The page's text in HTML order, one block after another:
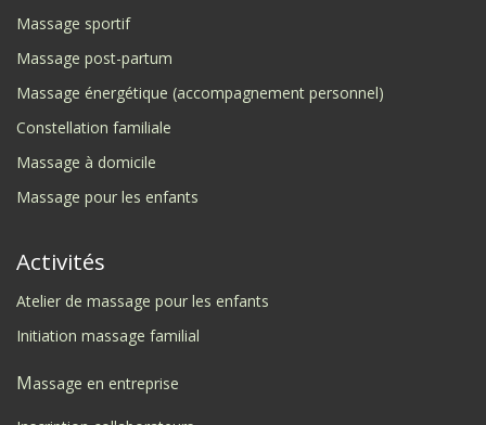
Massage sportif
Massage post-partum
Massage énergétique (accompagnement personnel)
Constellation familiale
Massage à domicile
Massage pour les enfants
Activités
Atelier de massage pour les enfants
Initiation massage familial
Massage en entreprise